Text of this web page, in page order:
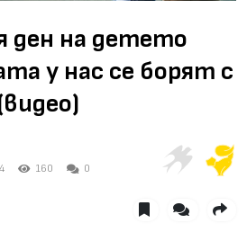
Video
ден на детето
у нас се борят с
160 0